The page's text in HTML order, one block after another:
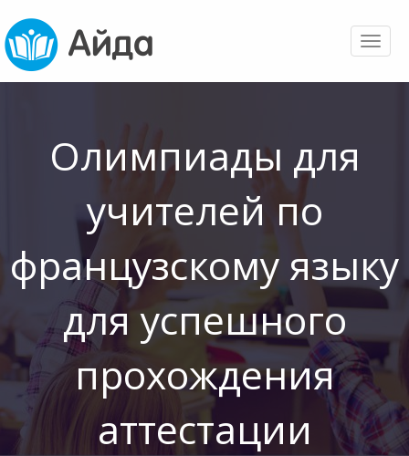
Олимпиады для
учителей по
французскому языку
для успешного
прохождения
аттестации